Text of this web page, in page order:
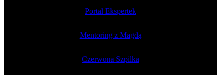
Portal Ekspertek
Mentoring z Magdą
Czerwona Szpilka